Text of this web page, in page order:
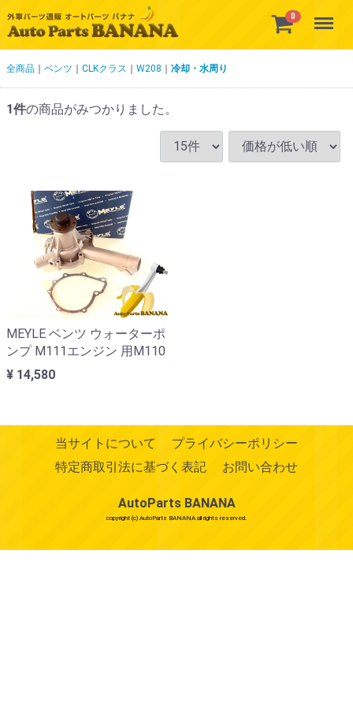
0 Menu
全商品 ベンツ CLKクラス W208 冷却・水周り
1件の商品がみつかりました。
MEYLE ベンツ ウォーターポ
ンプ M111エンジン 用M110
¥ 14,580
当サイトについて
プライバシーポリシー
特定商取引法に基づく表記
お問い合わせ
AutoParts BANANA
copyright (c) AutoParts BANANA all rights reserved.